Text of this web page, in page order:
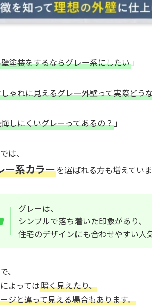
塗装をするならグレー系にしたい 」
ゃれに見えるグレー外壁って実際どう
しにくいグレーってあるの？ 」
は、
ー系カラーを選ばれる方も増えていま
グレーは、
シンプルで落ち着いた印象があり、
住宅のデザインにも合わせやすい人
、
よっては暗く見えたり、
ジと違って見える場合もあります。